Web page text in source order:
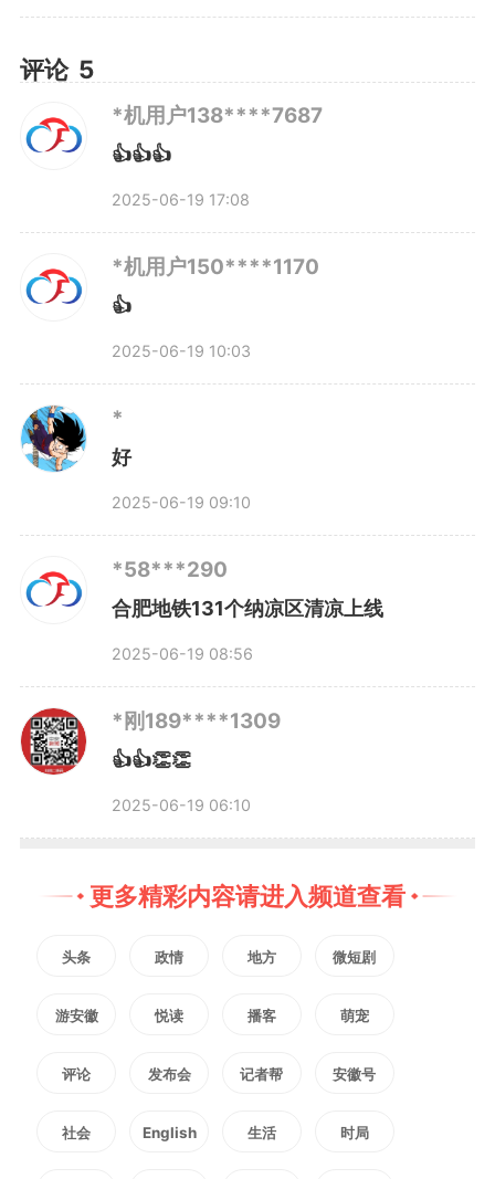
天柱路站、科学大道站、十里庙
站、西七里塘站、五里墩站、三里
庵站、安农大站、四牌楼站、三里
冲站、东二十埠站、龙岗站、王岗
站、三十埠站、祥和站、桂王站、
对河站、店埠河站、撮镇站。
3号线（21个）
省儿童医院新区站、乐平站、
芮祠站、四十埠站、李湾站、凉亭
站、安医一附院南区站、幸福坝
站、安大磬苑校区站、工大翡翠湖
校区站、大学城北站、省博物院
站、洪岗站、国防科技大学站、南
新庄站、合肥西站、四泉桥站、淮
4号线（33个）
青龙岗站、合肥七中站、量子
科学中心站、科大先研院站、玉兰
评论 5
*机用户138****7687
👍👍👍
2025-06-19 17:08
*机用户150****1170
👍
2025-06-19 10:03
*
好
2025-06-19 09:10
*58***290
合肥地铁131个纳凉区清凉上线
2025-06-19 08:56
*刚189****1309
👍👍👏👏
2025-06-19 06:10
更多精彩内容请进入频道查看
头条 政情 地方 微短剧
游安徽 悦读 播客 萌宠
评论 发布会 记者帮 安徽号
社会 English 生活 时局